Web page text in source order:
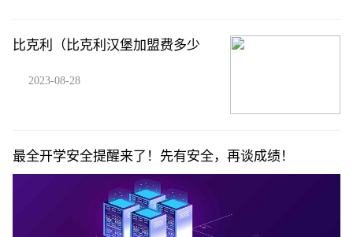
比克利（比克利汉堡加盟费多少
2023-08-28
最全开学安全提醒来了！先有安全，再谈成绩！